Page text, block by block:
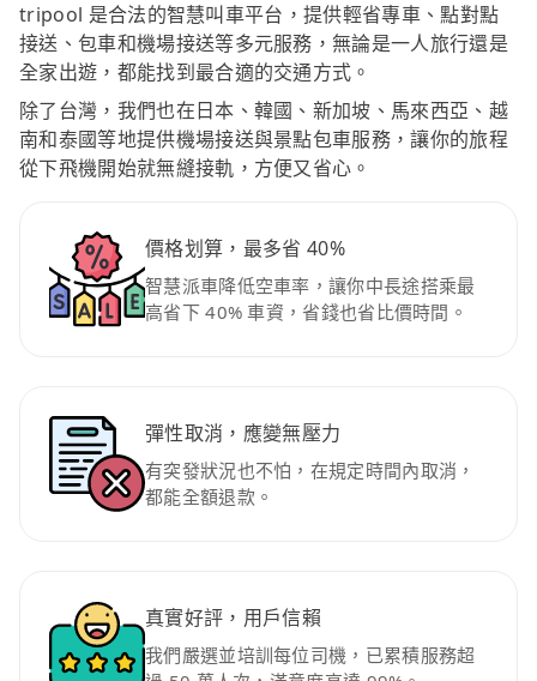
tripool 是合法的智慧叫車平台，提供輕省專車、點對點
接送、包車和機場接送等多元服務，無論是一人旅行還是
全家出遊，都能找到最合適的交通方式。
除了台灣，我們也在日本、韓國、新加坡、馬來西亞、越
南和泰國等地提供機場接送與景點包車服務，讓你的旅程
從下飛機開始就無縫接軌，方便又省心。
價格划算，最多省 40%
智慧派車降低空車率，讓你中長途搭乘最
高省下 40% 車資，省錢也省比價時間。
彈性取消，應變無壓力
有突發狀況也不怕，在規定時間內取消，
都能全額退款。
真實好評，用戶信賴
我們嚴選並培訓每位司機，已累積服務超